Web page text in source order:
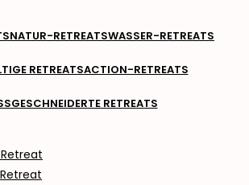
NATUR-RETREATSWASSER-RETREATS
RETREATSACTION-RETREATS
RETREATS